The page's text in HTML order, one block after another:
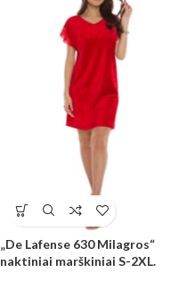
„De Lafense 630 Milagros“
naktiniai marškiniai S-2XL.